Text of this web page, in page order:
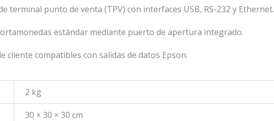
terminal punto de venta (TPV) con interfaces USB, RS-232 y Ethernet.
estándar mediante puerto de apertura integrado.
cliente compatibles con salidas de datos Epson.
2 kg
30 × 30 × 30 cm